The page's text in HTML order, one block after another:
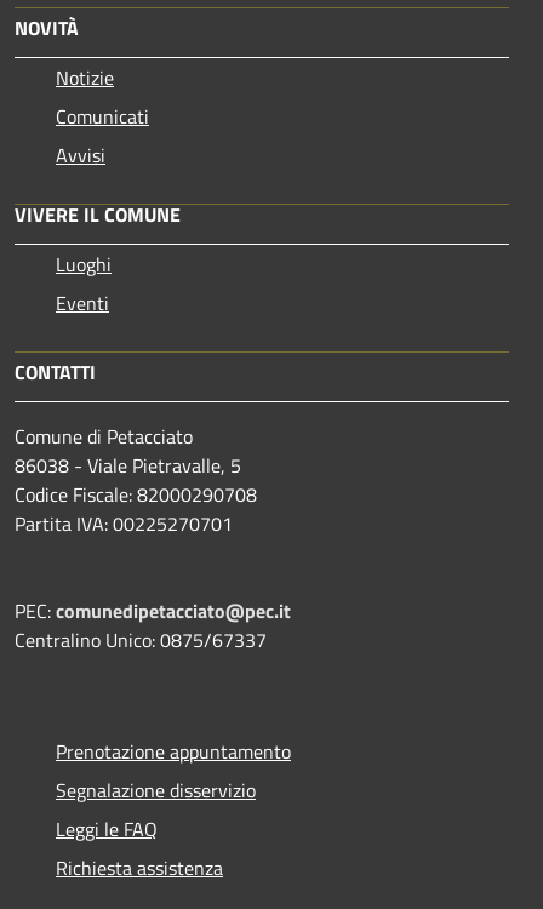
NOVITÀ
Notizie
Comunicati
Avvisi
VIVERE IL COMUNE
Luoghi
Eventi
CONTATTI
Comune di Petacciato
86038 - Viale Pietravalle, 5
Codice Fiscale: 82000290708
Partita IVA: 00225270701
PEC:comunedipetacciato@pec.it
Centralino Unico: 0875/67337
Prenotazione appuntamento
Segnalazione disservizio
Leggi le FAQ
Richiesta assistenza